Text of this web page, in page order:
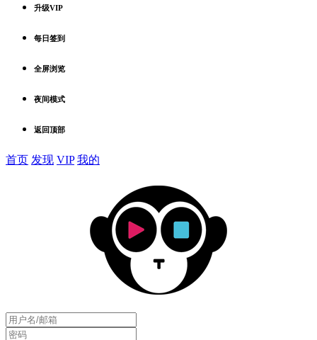
升级VIP
每日签到
全屏浏览
夜间模式
返回顶部
首页 发现 VIP 我的